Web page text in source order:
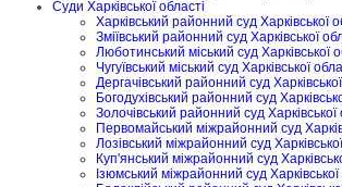
Суди Харківської області
Харківський районний суд Харківської
Зміївський районний суд Харківської
Люботинський міський суд Харківської
Чугуївський міський суд Харківської
Дергачівський районний суд
Богодухівський районний суд
Золочівський районний суд Харківської
Первомайський міжрайонний суд
Лозівський міжрайонний суд
Куп'янський міжрайонний суд
Ізюмський міжрайонний суд Харківської